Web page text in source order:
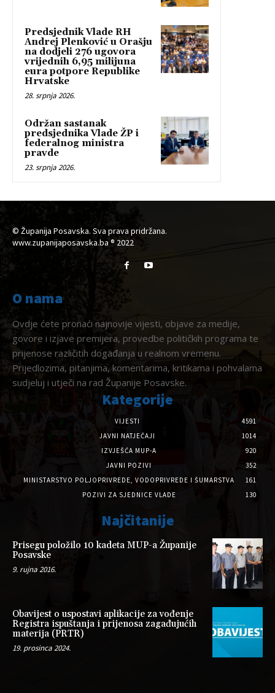
Predsjednik Vlade RH
Andrej Plenković u Orašju
na dodjeli 276 ugovora
vrijednih 6,95 milijuna
eura potpore Republike
Hrvatske
28. srpnja 2026.
Održan sastanak
predsjednika Vlade ŽP i
federalnog ministra
pravde
23. srpnja 2026.
© Županija Posavska. Sva prava pridržana.
www.zupanijaposavska.ba ® 2022
O nama
Ovdje ćete pronaći najnovije vijesti, objave za medije,
govore i izjave premijera, provedbe političkih programa te
prijenose različitih događanja u realnom vremenu.
Prijedlozima, pitanjima, komentarima, kritikama i pohvalama
sudjeluj i utječi na rad Županije Posavske.
Kategorije
VIJESTI
4591
JAVNI NATJEČAJI
1014
IZVJEŠĆA MUP-A
920
JAVNI POZIVI
352
MINISTARSTVO POLJOPRIVREDE, VODOPRIVREDE I ŠUMARSTVA
161
POZIVI ZA SJEDNICE VLADE
130
Najčitanije
Prisegu položilo 10 kadeta MUP-a Županije
Posavske
9. rujna 2016.
Obavijest o uspostavi aplikacije za vođenje
Registra ispuštanja i prijenosa zagađujućih
materija (PRTR)
19. prosinca 2024.